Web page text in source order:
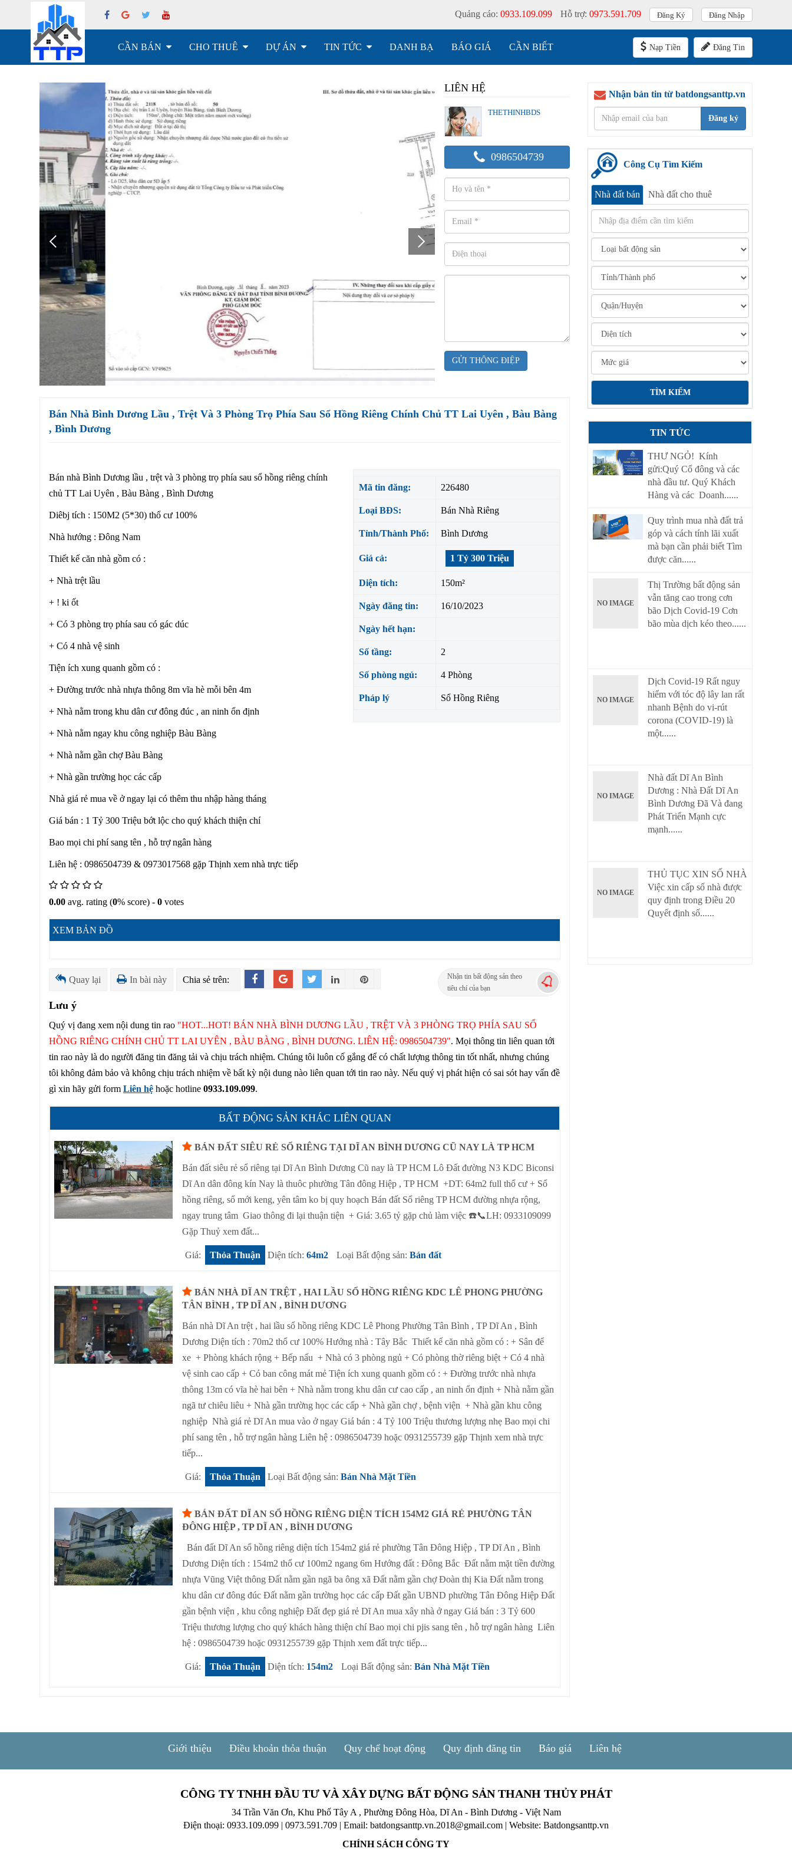
Quảng cáo: 0933.109.099 Hỗ trợ: 0973.591.709 Đăng Ký Đăng Nhập
CẦN BÁN CHO THUÊ DỰ ÁN TIN TỨC DANH BẠ BÁO GIÁ CẦN BIẾT Nạp Tiền Đăng Tin
LIÊN HỆ
THETHINHBDS
0986504739
GỬI THÔNG ĐIỆP
Bán Nhà Bình Dương Lầu , Trệt Và 3 Phòng Trọ Phía Sau Sổ Hồng Riêng Chính Chủ TT Lai Uyên , Bàu Bàng
, Bình Dương
Mã tin đăng: 226480
Loại BĐS: Bán Nhà Riêng
Tỉnh/Thành Phố: Bình Dương
Giá cả: 1 Tỷ 300 Triệu
Diện tích: 150m²
Ngày đăng tin: 16/10/2023
Ngày hết hạn:
Số tầng: 2
Số phòng ngủ: 4 Phòng
Pháp lý Sổ Hồng Riêng
Bán nhà Bình Dương lầu , trệt và 3 phòng trọ phía sau sổ hồng riêng chính
chủ TT Lai Uyên , Bàu Bàng , Bình Dương
Diêbj tích : 150M2 (5*30) thổ cư 100%
Nhà hướng : Đông Nam
Thiết kế căn nhà gồm có :
+ Nhà trệt lầu
+ ! ki ốt
+ Có 3 phòng trọ phía sau có gác dúc
+ Có 4 nhà vệ sinh
Tiện ích xung quanh gồm có :
+ Đường trước nhà nhựa thông 8m vĩa hè mỗi bên 4m
+ Nhà nằm trong khu dân cư đông đúc , an ninh ổn định
+ Nhà nằm ngay khu công nghiệp Bàu Bàng
+ Nhà nằm gần chợ Bàu Bàng
+ Nhà gần trường học các cấp
Nhà giá rẻ mua về ở ngay lại có thêm thu nhập hàng tháng
Giá bán : 1 Tỷ 300 Triệu bớt lộc cho quý khách thiện chí
Bao mọi chi phí sang tên , hỗ trợ ngân hàng
Liên hệ : 0986504739 & 0973017568 gặp Thịnh xem nhà trực tiếp
0.00 avg. rating (0% score) - 0 votes
XEM BẢN ĐỒ
Quay lại In bài này Chia sẻ trên:
Nhận tin bất động sản theo
tiêu chí của bạn
Lưu ý
Quý vị đang xem nội dung tin rao "HOT...HOT! BÁN NHÀ BÌNH DƯƠNG LẦU , TRỆT VÀ 3 PHÒNG TRỌ PHÍA SAU SỔ
HỒNG RIÊNG CHÍNH CHỦ TT LAI UYÊN , BÀU BÀNG , BÌNH DƯƠNG. LIÊN HỆ: 0986504739". Mọi thông tin liên quan tới
tin rao này là do người đăng tin đăng tải và chịu trách nhiệm. Chúng tôi luôn cố gắng để có chất lượng thông tin tốt nhất, nhưng chúng
tôi không đảm bảo và không chịu trách nhiệm về bất kỳ nội dung nào liên quan tới tin rao này. Nếu quý vị phát hiện có sai sót hay vấn đề
gì xin hãy gửi form Liên hệ hoặc hotline 0933.109.099.
BẤT ĐỘNG SẢN KHÁC LIÊN QUAN
BÁN ĐẤT SIÊU RẺ SỔ RIÊNG TẠI DĨ AN BÌNH DƯƠNG CŨ NAY LÀ TP HCM
Bán đất siêu rẻ sổ riêng tại Dĩ An Bình Dương Cũ nay là TP HCM Lô Đất đường N3 KDC Biconsi
Dĩ An dân đông kín Nay là thuôc phường Tân đông Hiệp , TP HCM +DT: 64m2 full thổ cư + Sổ
hồng riêng, sổ mới keng, yên tâm ko bị quy hoạch Bán đất Sổ riêng TP HCM đường nhựa rộng,
ngay trung tâm Giao thông đi lại thuận tiện + Giá: 3.65 tỷ gặp chủ làm việc ☎️📞LH: 0933109099
Gặp Thuỷ xem đất...
Giá: Thỏa Thuận Diện tích: 64m2 Loại Bất động sản: Bán đất
BÁN NHÀ DĨ AN TRỆT , HAI LẦU SỔ HỒNG RIÊNG KDC LÊ PHONG PHƯỜNG
TÂN BÌNH , TP DĨ AN , BÌNH DƯƠNG
Bán nhà Dĩ An trệt , hai lầu sổ hồng riêng KDC Lê Phong Phường Tân Bình , TP Dĩ An , Bình
Dương Diện tích : 70m2 thổ cư 100% Hướng nhà : Tây Bắc Thiết kế căn nhà gồm có : + Sân để
xe + Phòng khách rộng + Bếp nấu + Nhà có 3 phòng ngủ + Có phòng thờ riêng biệt + Có 4 nhà
vệ sinh cao cấp + Có ban công mát mẻ Tiện ích xung quanh gồm có : + Đường trước nhà nhựa
thông 13m có vĩa hè hai bên + Nhà nằm trong khu dân cư cao cấp , an ninh ổn định + Nhà nằm gần
ngã tư chiêu liêu + Nhà gần trường học các cấp + Nhà gần chợ , bệnh viện + Nhà gần khu công
nghiệp Nhà giá rẻ Dĩ An mua vào ở ngay Giá bán : 4 Tỷ 100 Triệu thương lượng nhẹ Bao mọi chi
phí sang tên , hỗ trợ ngân hàng Liên hệ : 0986504739 hoặc 0931255739 gặp Thịnh xem nhà trực
tiếp...
Giá: Thỏa Thuận Loại Bất động sản: Bán Nhà Mặt Tiền
BÁN ĐẤT DĨ AN SỔ HỒNG RIÊNG DIỆN TÍCH 154M2 GIÁ RẺ PHƯỜNG TÂN
ĐÔNG HIỆP , TP DĨ AN , BÌNH DƯƠNG
Bán đất Dĩ An sổ hồng riêng diện tích 154m2 giá rẻ phường Tân Đông Hiệp , TP Dĩ An , Bình
Dương Diện tích : 154m2 thổ cư 100m2 ngang 6m Hướng đất : Đông Bắc Đất nằm mặt tiền đường
nhựa Vũng Việt thông Đất nằm gần ngã ba ông xã Đất nằm gần chợ Đoàn thị Kia Đất nằm trong
khu dân cư đông đúc Đất nằm gần trường học các cấp Đất gần UBND phường Tân Đông Hiệp Đất
gần bệnh viện , khu công nghiệp Đất đẹp giá rẻ Dĩ An mua xây nhà ở ngay Giá bán : 3 Tỷ 600
Triệu thương lượng cho quý khách hàng thiện chí Bao mọi chi pjis sang tên , hỗ trợ ngân hàng Liên
hệ : 0986504739 hoặc 0931255739 gặp Thịnh xem đất trực tiếp...
Giá: Thỏa Thuận Diện tích: 154m2 Loại Bất động sản: Bán Nhà Mặt Tiền
Nhận bản tin từ batdongsanttp.vn
Đăng ký
Công Cụ Tìm Kiếm
Nhà đất bán Nhà đất cho thuê
TIN TỨC
THƯ NGỎ! Kính
gửi:Quý Cổ đông và các
nhà đầu tư. Quý Khách
Hàng và các Doanh......
Quy trình mua nhà đất trả
góp và cách tính lãi xuất
mà bạn cần phải biết Tìm
được căn......
NO IMAGE
Thị Trường bất động sản
vẫn tăng cao trong cơn
bão Dịch Covid-19 Cơn
bão mùa dịch kéo theo......
NO IMAGE
Dịch Covid-19 Rất nguy
hiểm với tóc độ lây lan rất
nhanh Bệnh do vi-rút
corona (COVID-19) là
một......
NO IMAGE
Nhà đất Dĩ An Bình
Dương : Nhà Đất Dĩ An
Bình Dương Đã Và đang
Phát Triển Mạnh cực
mạnh......
NO IMAGE
THỦ TỤC XIN SỐ NHÀ
Việc xin cấp số nhà được
quy định trong Điều 20
Quyết định số......
Giới thiệu Điều khoản thỏa thuận Quy chế hoạt động Quy định đăng tin Báo giá Liên hệ
CÔNG TY TNHH ĐẦU TƯ VÀ XÂY DỰNG BẤT ĐỘNG SẢN THANH THỦY PHÁT
34 Trần Văn Ơn, Khu Phố Tây A , Phường Đông Hòa, Dĩ An - Bình Dương - Việt Nam
Điện thoại: 0933.109.099 | 0973.591.709 | Email: batdongsanttp.vn.2018@gmail.com | Website: Batdongsanttp.vn
CHÍNH SÁCH CÔNG TY